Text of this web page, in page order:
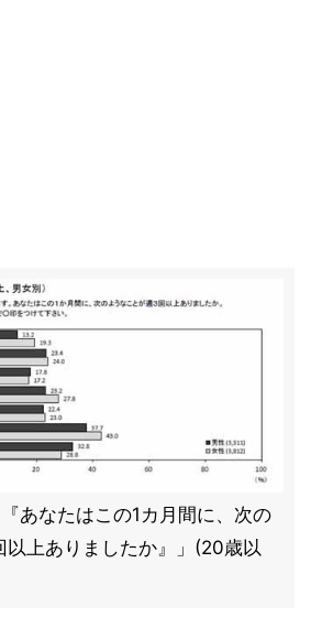
『あなたはこの1カ月間に、次の
以上ありましたか』」(20歳以